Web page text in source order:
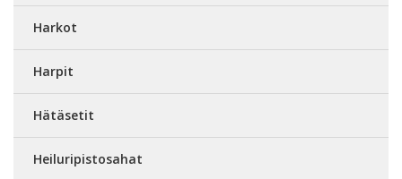
Harkot
Harpit
Hätäsetit
Heiluripistosahat